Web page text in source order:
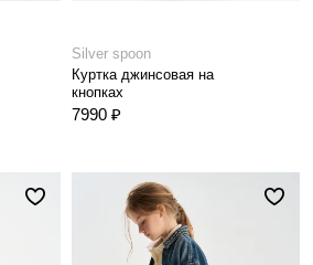
Silver spoon
Куртка джинсовая на
кнопках
7990 ₽